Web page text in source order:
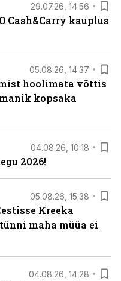
29.07.26, 14:56
Cash&Carry kauplus
05.08.26, 14:37
hoolimata võttis
kopsaka
04.08.26, 10:18
2026!
05.08.26, 15:38
Kreeka
maha müüa ei
04.08.26, 14:28